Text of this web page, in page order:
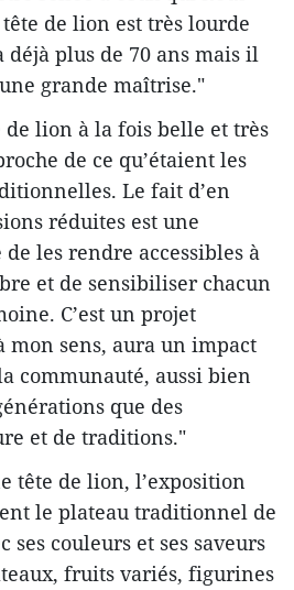
de lion est très lourde
plus de 70 ans mais il
grande maîtrise."
de lion à la fois belle et très
de ce qu’étaient les
Le fait d’en
réduites est une
les rendre accessibles à
et de sensibiliser chacun
C’est un projet
mon sens, aura un impact
communauté, aussi bien
que des
et de traditions."
tête de lion, l’exposition
le plateau traditionnel de
ses couleurs et ses saveurs
fruits variés, figurines